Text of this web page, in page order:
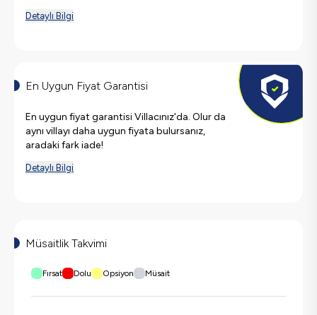
Detaylı Bilgi
En Uygun Fiyat Garantisi
En uygun fiyat garantisi Villacınız'da. Olur da
aynı villayı daha uygun fiyata bulursanız,
aradaki fark iade!
Detaylı Bilgi
Müsaitlik Takvimi
Fırsat Dolu Opsiyon Müsait